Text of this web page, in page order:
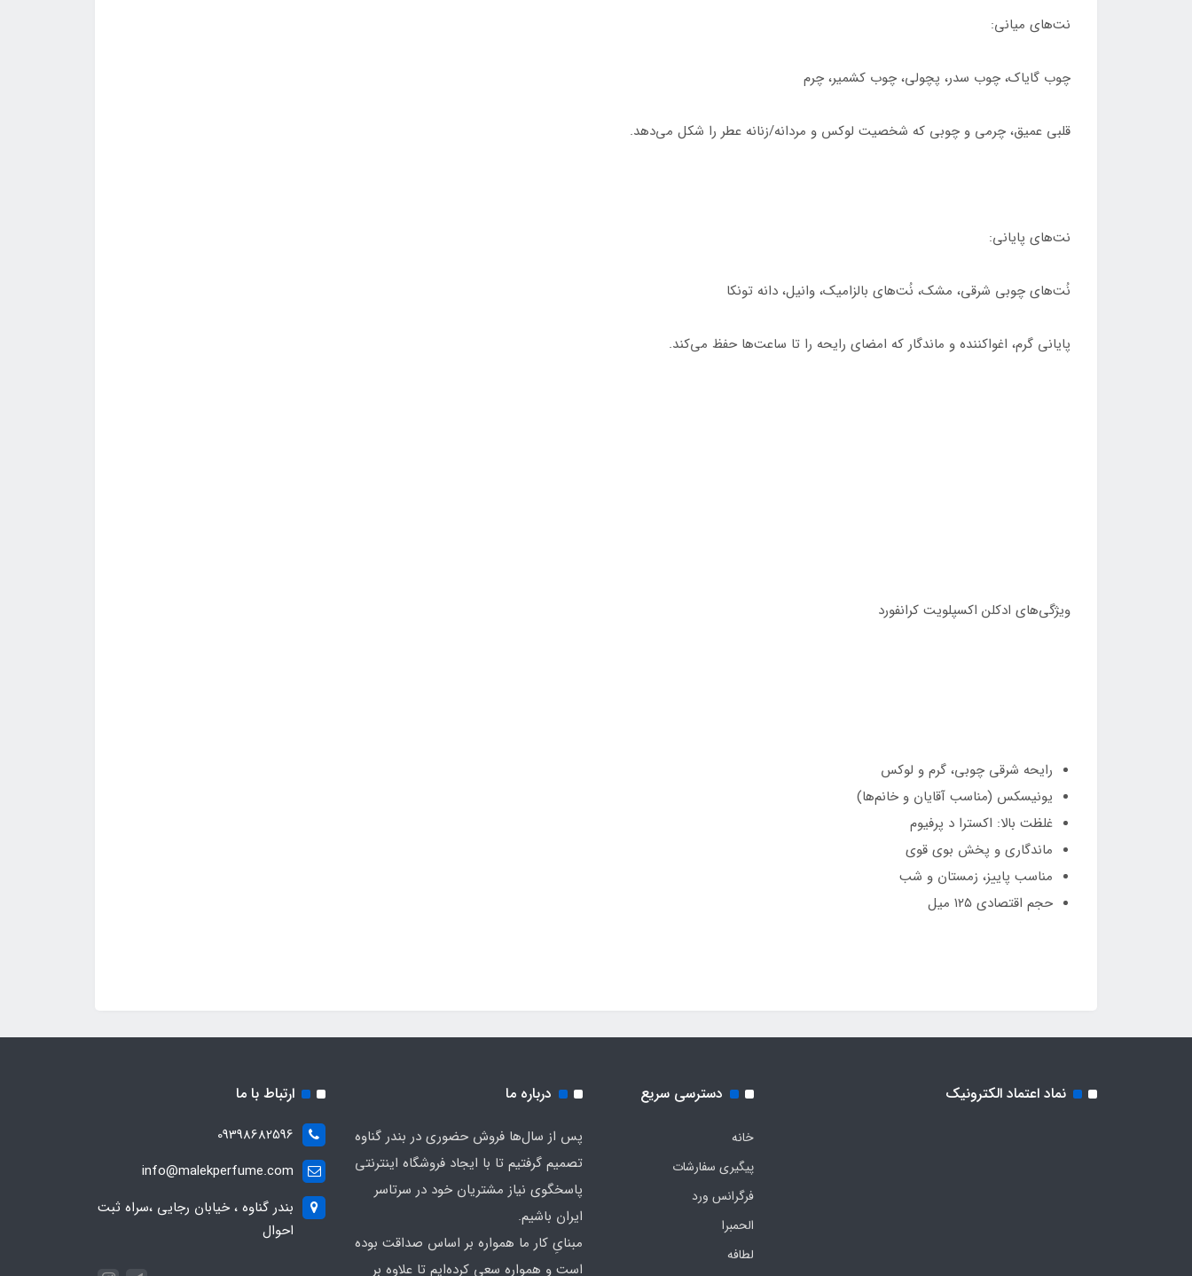
نت‌های میانی:
چوب گایاک، چوب سدر، پچولی، چوب کشمیر، چرم
قلبی عمیق، چرمی و چوبی که شخصیت لوکس و مردانه/زنانه عطر را شکل می‌دهد.
نت‌های پایانی:
نُت‌های چوبی شرقی، مشک، نُت‌های بالزامیک، وانیل، دانه تونکا
پایانی گرم، اغواکننده و ماندگار که امضای رایحه را تا ساعت‌ها حفظ می‌کند.
ویژگی‌های ادکلن اکسپلویت کرانفورد
رایحه شرقی چوبی، گرم و لوکس
یونیسکس (مناسب آقایان و خانم‌ها)
غلظت بالا: اکسترا د پرفیوم
ماندگاری و پخش بوی قوی
مناسب پاییز، زمستان و شب
حجم اقتصادی ۱۲۵ میل
نماد اعتماد الکترونیک دسترسی سریع
خانه
پیگیری سفارشات
فرگرانس ورد
الحمبرا
لطافه
درباره ما
پس از سال‌ها فروش حضوری در بندر گناوه
تصمیم گرفتیم تا با ایجاد فروشگاه اینترنتی
پاسخگوی نیاز مشتریان خود در سرتاسر
ایران باشیم.
مبنایِ کار ما همواره بر اساس صداقت بوده
است و همواره سعی کرده‌ایم تا علاوه بر
ارتباط با ما
09398682596
info@malekperfume.com
بندر گناوه ، خیابان رجایی ،سراه ثبت
احوال